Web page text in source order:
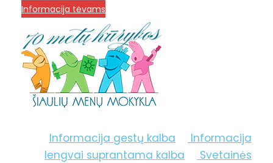
Informacija tėvams
Informacija gestų kalba
Informacija
lengvai suprantama kalba
Svetainės